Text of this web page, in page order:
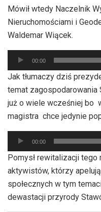
Mówił wtedy Naczelnik
Nieruchomościami i
Waldemar Wiącek.
Odtwarzacz
plików
dźwiękowych
00:00
Jak tłumaczy dziś
temat zagospodarowania
już o wiele wcześniej bo
magistra chce jedynie
Odtwarzacz
plików
dźwiękowych
00:00
Pomysł rewitalizacji
aktywistów, którzy
społecznych w tym
dewastacji przyrody